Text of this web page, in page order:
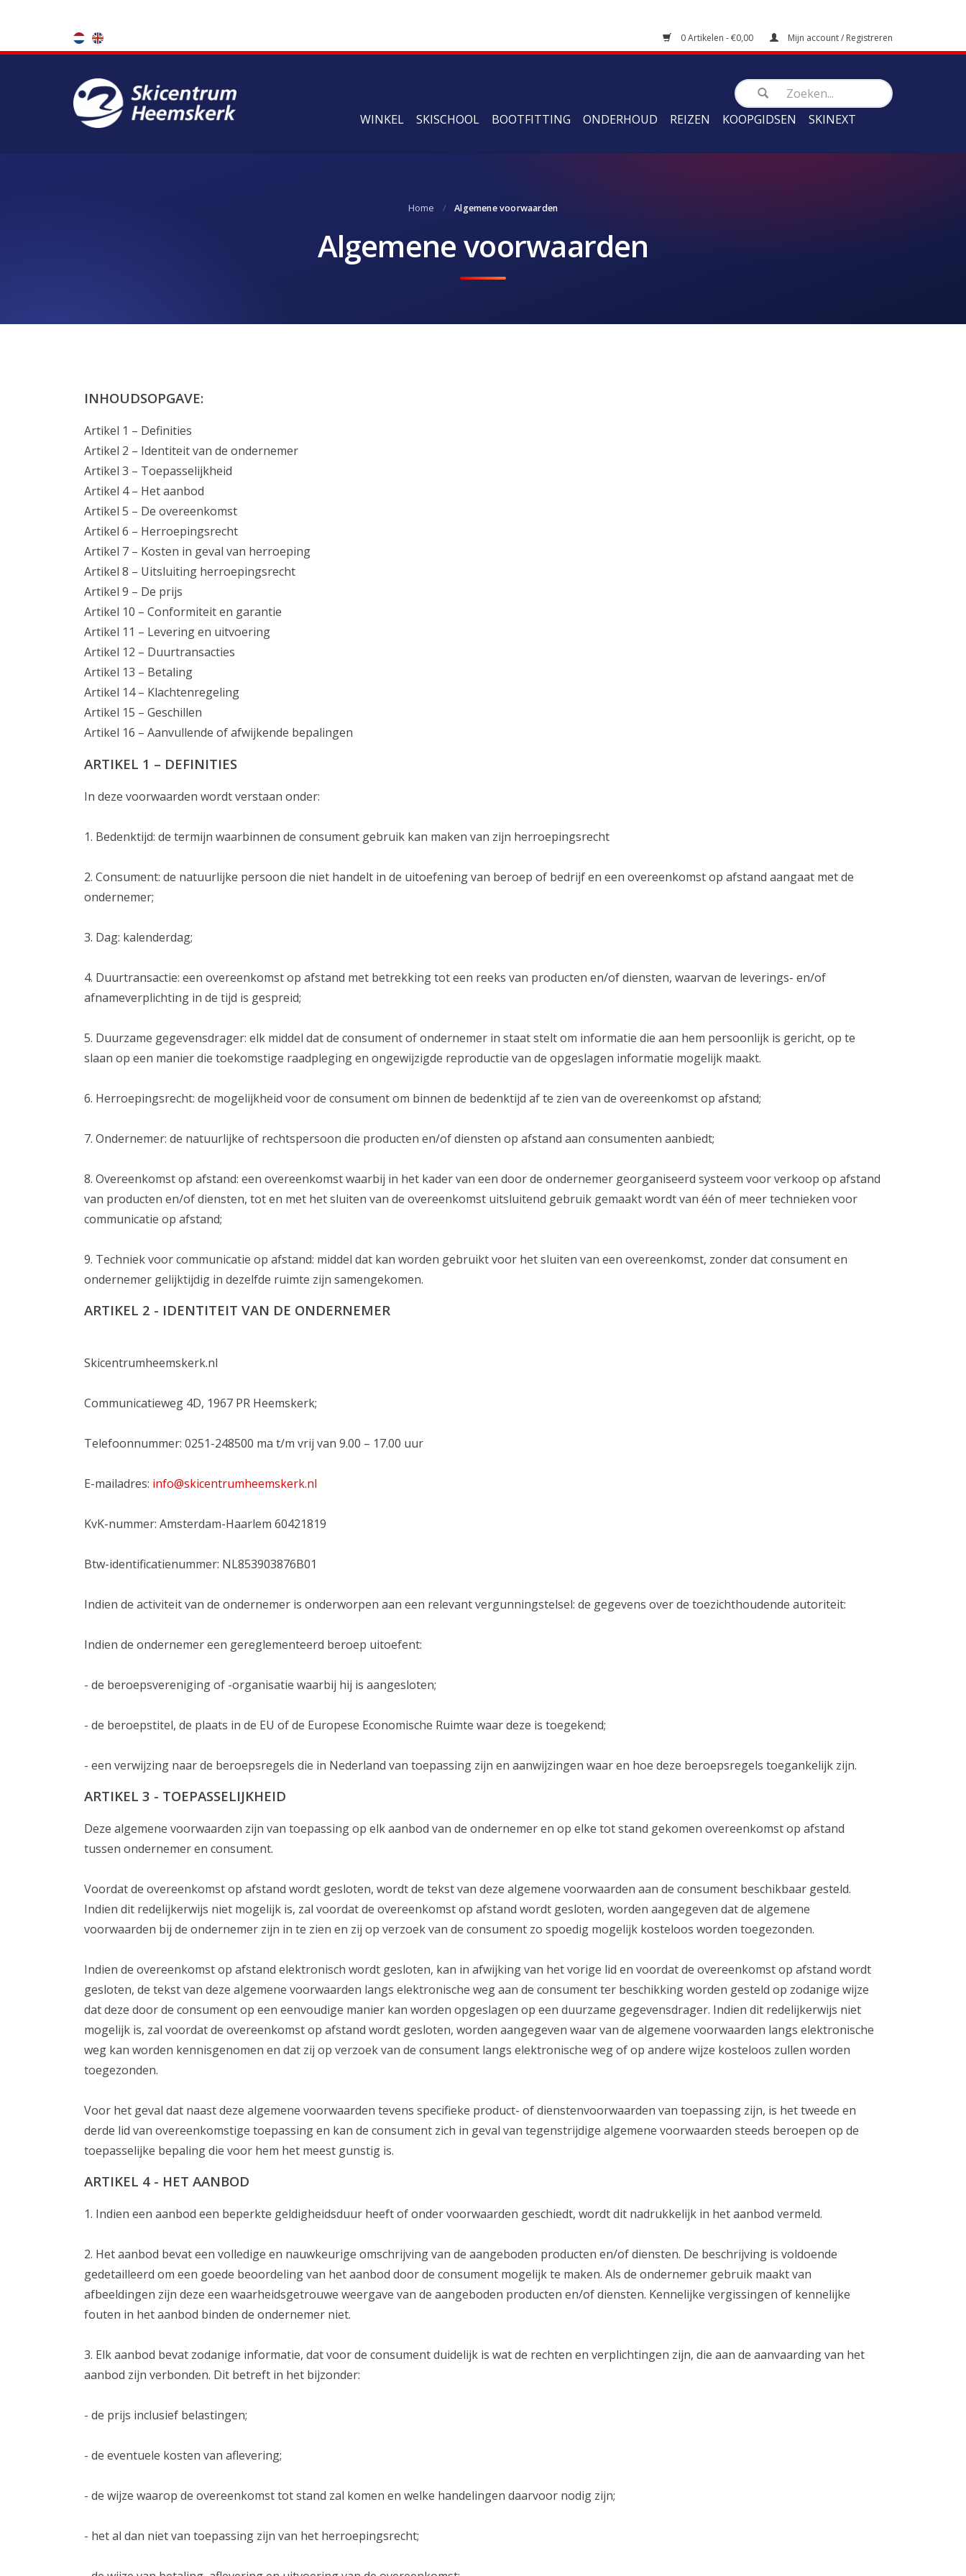
0 Artikelen - €0,00 Mijn account / Registreren
WINKEL SKISCHOOL BOOTFITTING ONDERHOUD REIZEN KOOPGIDSEN SKINEXT
Home / Algemene voorwaarden
Algemene voorwaarden
INHOUDSOPGAVE:
Artikel 1 – Definities
Artikel 2 – Identiteit van de ondernemer
Artikel 3 – Toepasselijkheid
Artikel 4 – Het aanbod
Artikel 5 – De overeenkomst
Artikel 6 – Herroepingsrecht
Artikel 7 – Kosten in geval van herroeping
Artikel 8 – Uitsluiting herroepingsrecht
Artikel 9 – De prijs
Artikel 10 – Conformiteit en garantie
Artikel 11 – Levering en uitvoering
Artikel 12 – Duurtransacties
Artikel 13 – Betaling
Artikel 14 – Klachtenregeling
Artikel 15 – Geschillen
Artikel 16 – Aanvullende of afwijkende bepalingen
ARTIKEL 1 – DEFINITIES
In deze voorwaarden wordt verstaan onder:
1. Bedenktijd: de termijn waarbinnen de consument gebruik kan maken van zijn herroepingsrecht
2. Consument: de natuurlijke persoon die niet handelt in de uitoefening van beroep of bedrijf en een overeenkomst op afstand aangaat met de
ondernemer;
3. Dag: kalenderdag;
4. Duurtransactie: een overeenkomst op afstand met betrekking tot een reeks van producten en/of diensten, waarvan de leverings- en/of
afnameverplichting in de tijd is gespreid;
5. Duurzame gegevensdrager: elk middel dat de consument of ondernemer in staat stelt om informatie die aan hem persoonlijk is gericht, op te
slaan op een manier die toekomstige raadpleging en ongewijzigde reproductie van de opgeslagen informatie mogelijk maakt.
6. Herroepingsrecht: de mogelijkheid voor de consument om binnen de bedenktijd af te zien van de overeenkomst op afstand;
7. Ondernemer: de natuurlijke of rechtspersoon die producten en/of diensten op afstand aan consumenten aanbiedt;
8. Overeenkomst op afstand: een overeenkomst waarbij in het kader van een door de ondernemer georganiseerd systeem voor verkoop op afstand
van producten en/of diensten, tot en met het sluiten van de overeenkomst uitsluitend gebruik gemaakt wordt van één of meer technieken voor
communicatie op afstand;
9. Techniek voor communicatie op afstand: middel dat kan worden gebruikt voor het sluiten van een overeenkomst, zonder dat consument en
ondernemer gelijktijdig in dezelfde ruimte zijn samengekomen.
ARTIKEL 2 - IDENTITEIT VAN DE ONDERNEMER
Skicentrumheemskerk.nl
Communicatieweg 4D, 1967 PR Heemskerk;
Telefoonnummer: 0251-248500 ma t/m vrij van 9.00 – 17.00 uur
E-mailadres: info@skicentrumheemskerk.nl
KvK-nummer: Amsterdam-Haarlem 60421819
Btw-identificatienummer: NL853903876B01
Indien de activiteit van de ondernemer is onderworpen aan een relevant vergunningstelsel: de gegevens over de toezichthoudende autoriteit:
Indien de ondernemer een gereglementeerd beroep uitoefent:
- de beroepsvereniging of -organisatie waarbij hij is aangesloten;
- de beroepstitel, de plaats in de EU of de Europese Economische Ruimte waar deze is toegekend;
- een verwijzing naar de beroepsregels die in Nederland van toepassing zijn en aanwijzingen waar en hoe deze beroepsregels toegankelijk zijn.
ARTIKEL 3 - TOEPASSELIJKHEID
Deze algemene voorwaarden zijn van toepassing op elk aanbod van de ondernemer en op elke tot stand gekomen overeenkomst op afstand
tussen ondernemer en consument.
Voordat de overeenkomst op afstand wordt gesloten, wordt de tekst van deze algemene voorwaarden aan de consument beschikbaar gesteld.
Indien dit redelijkerwijs niet mogelijk is, zal voordat de overeenkomst op afstand wordt gesloten, worden aangegeven dat de algemene
voorwaarden bij de ondernemer zijn in te zien en zij op verzoek van de consument zo spoedig mogelijk kosteloos worden toegezonden.
Indien de overeenkomst op afstand elektronisch wordt gesloten, kan in afwijking van het vorige lid en voordat de overeenkomst op afstand wordt
gesloten, de tekst van deze algemene voorwaarden langs elektronische weg aan de consument ter beschikking worden gesteld op zodanige wijze
dat deze door de consument op een eenvoudige manier kan worden opgeslagen op een duurzame gegevensdrager. Indien dit redelijkerwijs niet
mogelijk is, zal voordat de overeenkomst op afstand wordt gesloten, worden aangegeven waar van de algemene voorwaarden langs elektronische
weg kan worden kennisgenomen en dat zij op verzoek van de consument langs elektronische weg of op andere wijze kosteloos zullen worden
toegezonden.
Voor het geval dat naast deze algemene voorwaarden tevens specifieke product- of dienstenvoorwaarden van toepassing zijn, is het tweede en
derde lid van overeenkomstige toepassing en kan de consument zich in geval van tegenstrijdige algemene voorwaarden steeds beroepen op de
toepasselijke bepaling die voor hem het meest gunstig is.
ARTIKEL 4 - HET AANBOD
1. Indien een aanbod een beperkte geldigheidsduur heeft of onder voorwaarden geschiedt, wordt dit nadrukkelijk in het aanbod vermeld.
2. Het aanbod bevat een volledige en nauwkeurige omschrijving van de aangeboden producten en/of diensten. De beschrijving is voldoende
gedetailleerd om een goede beoordeling van het aanbod door de consument mogelijk te maken. Als de ondernemer gebruik maakt van
afbeeldingen zijn deze een waarheidsgetrouwe weergave van de aangeboden producten en/of diensten. Kennelijke vergissingen of kennelijke
fouten in het aanbod binden de ondernemer niet.
3. Elk aanbod bevat zodanige informatie, dat voor de consument duidelijk is wat de rechten en verplichtingen zijn, die aan de aanvaarding van het
aanbod zijn verbonden. Dit betreft in het bijzonder:
- de prijs inclusief belastingen;
- de eventuele kosten van aflevering;
- de wijze waarop de overeenkomst tot stand zal komen en welke handelingen daarvoor nodig zijn;
- het al dan niet van toepassing zijn van het herroepingsrecht;